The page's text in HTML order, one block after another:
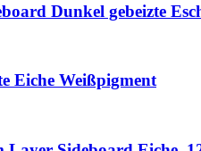
Dunkel gebeizte
Eiche Weißpigment